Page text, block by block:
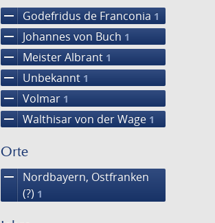
remove Godefridus de Franconia 1
remove Johannes von Buch 1
remove Meister Albrant 1
remove Unbekannt 1
remove Volmar 1
remove Walthisar von der Wage 1
Orte
remove
Nordbayern, Ostfranken
(?) 1